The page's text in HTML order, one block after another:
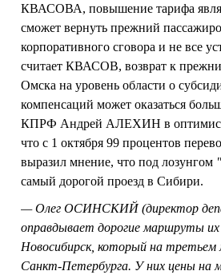
КВАСОВА, повышение тарифа
сможет вернуть прежний
корпоративного сговора и не все
считает КВАСОВ, возврат к
Омска на уровень области о
компенсаций может оказаться
КПРФ Андрей АЛЕХИН в
что с 1 октября 99 процентов
выразил мнение, что под лозунгом
самый дорогой проезд в Сибири.
— Олег ОСИНСКИЙ (директор
оправдывает дорогие маршруты
Новосибирск, который на
Санкт-Петербурга. У них цены на